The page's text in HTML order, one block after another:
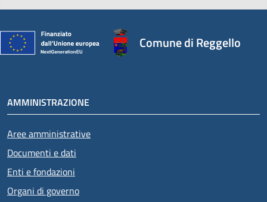
Comune di Reggello
AMMINISTRAZIONE
Aree amministrative
Documenti e dati
Enti e fondazioni
Organi di governo